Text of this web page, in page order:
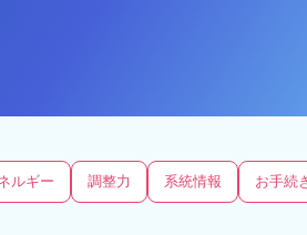
ルギー 調整力 系統情報 お手続